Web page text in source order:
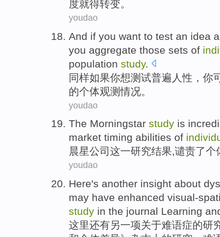
度就得转变。
youdao
And if you want to test an idea
you aggregate those sets of
population study.
同样如果你想测试普遍 人性 ，你
的个体观测情况。
youdao
The Morningstar study is
market timing abilities of
晨星公司这一研究结果,谴责了个
youdao
Here's another insight about
may have enhanced visual-
study in the journal Learning
这里还有另一项关于难语症的研